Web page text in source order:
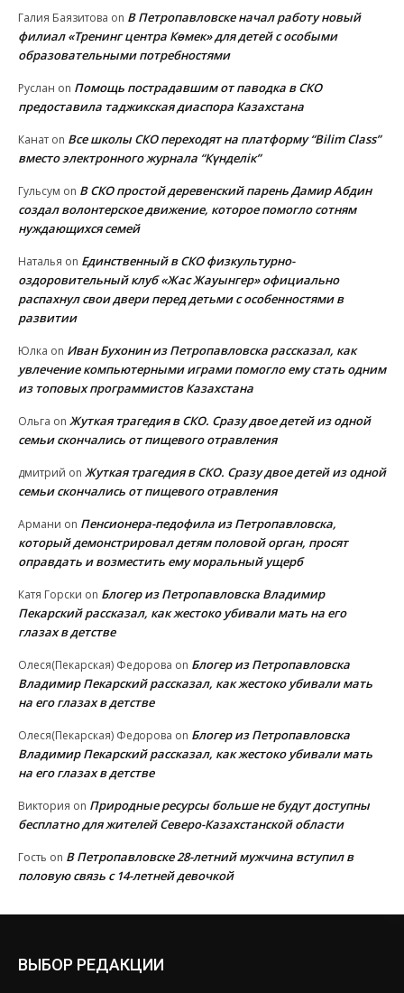
Галия Баязитова on В Петропавловске начал работу новый
филиал «Тренинг центра Көмек» для детей с особыми
образовательными потребностями
Руслан on Помощь пострадавшим от паводка в СКО
предоставила таджикская диаспора Казахстана
Канат on Все школы СКО переходят на платформу “Bilim Class”
вместо электронного журнала “Күнделік”
Гульсум on В СКО простой деревенский парень Дамир Абдин
создал волонтерское движение, которое помогло сотням
нуждающихся семей
Наталья on Единственный в СКО физкультурно-
оздоровительный клуб «Жас Жауынгер» официально
распахнул свои двери перед детьми с особенностями в
развитии
Юлка on Иван Бухонин из Петропавловска рассказал, как
увлечение компьютерными играми помогло ему стать одним
из топовых программистов Казахстана
Ольга on Жуткая трагедия в СКО. Сразу двое детей из одной
семьи скончались от пищевого отравления
дмитрий on Жуткая трагедия в СКО. Сразу двое детей из одной
семьи скончались от пищевого отравления
Армани on Пенсионера-педофила из Петропавловска,
который демонстрировал детям половой орган, просят
оправдать и возместить ему моральный ущерб
Катя Горски on Блогер из Петропавловска Владимир
Пекарский рассказал, как жестоко убивали мать на его
глазах в детстве
Олеся(Пекарская) Федорова on Блогер из Петропавловска
Владимир Пекарский рассказал, как жестоко убивали мать
на его глазах в детстве
Олеся(Пекарская) Федорова on Блогер из Петропавловска
Владимир Пекарский рассказал, как жестоко убивали мать
на его глазах в детстве
Виктория on Природные ресурсы больше не будут доступны
бесплатно для жителей Северо-Казахстанской области
Гость on В Петропавловске 28-летний мужчина вступил в
половую связь с 14-летней девочкой
ВЫБОР РЕДАКЦИИ